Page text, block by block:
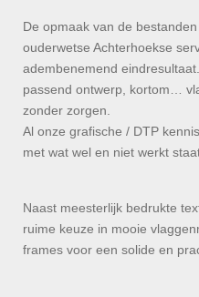
De opmaak van de
ouderwetse Achterhoekse
adembenemend
passend ontwerp, kortom…
zonder zorgen.
Al onze grafische / DTP
met wat wel en niet werkt
Naast meesterlijk bedrukte
ruime keuze in mooie
frames voor een solide en